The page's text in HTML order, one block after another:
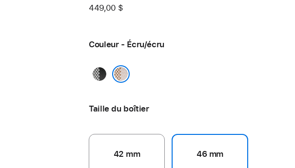
449,00 $
Couleur - Écru/écru
Noir/
Taille du boîtier
42 mm 46 mm